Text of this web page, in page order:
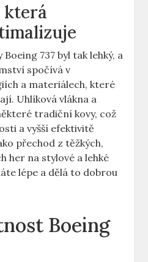
která
737 byl tak lehký, a
spočívá v
a materiálech, které
Uhlíková vlákna a
⁣tradiční kovy, což
a‍ vyšší‍ efektivitě
přechod ⁣z těžkých,
her na stylové⁣ a lehké
lépe a dělá to dobrou
Boeing